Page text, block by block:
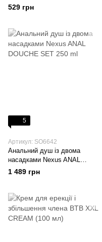
їстівна, подарункове паковання
529 грн
5
Артикул: SO6642
Анальний душ із двома
насадками Nexus ANAL
DOUCHE SET 250 ml
1 489 грн